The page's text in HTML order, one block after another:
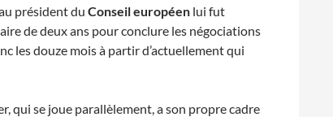
président du Conseil européen lui fut
de deux ans pour conclure les négociations
les douze mois à partir d’actuellement qui
qui se joue parallèlement, a son propre cadre